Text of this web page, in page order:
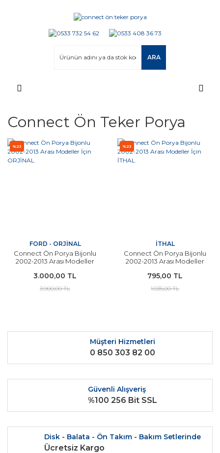
ARA
Connect Ön Teker Porya
%23
FORD - ORJİNAL
Connect Ön Porya Bijonlu
2002-2013 Arası Modeller
3.000,00 TL
3.900,00 TL
%23
İTHAL
Connect Ön Porya Bijonlu
2002-2013 Arası Modeller
795,00 TL
1.035,00 TL
Müşteri Hizmetleri
0 850 303 82 00
Güvenli Alışveriş
%100 256 Bit SSL
Disk - Balata - Ön Takım - Bakım Setlerinde
Ücretsiz Kargo